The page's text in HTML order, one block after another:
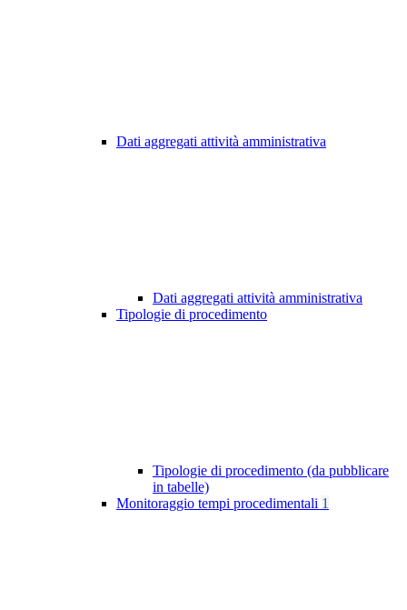
Dati aggregati attività amministrativa
Dati aggregati attività amministrativa
Tipologie di procedimento
Tipologie di procedimento (da pubblicare
in tabelle)
Monitoraggio tempi procedimentali 1